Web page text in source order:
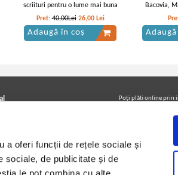
a oferi funcții de rețele sociale și
sociale, de publicitate și de
scriituri pentru o lume mai buna
Pret:40,00Lei 26,00 Lei
Adaugă în coș
Bacovia,
si conditii
cookie-uri
Poţi plăti online prin
Urmăreşte-ne pe